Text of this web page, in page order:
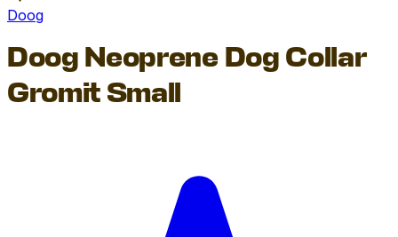
Doog
Doog Neoprene Dog Collar
Gromit Small